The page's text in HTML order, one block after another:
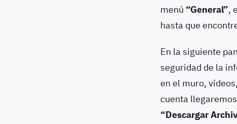
menú “General”,
hasta que
En la siguiente
seguridad de la
en el muro,
cuenta
“Descargar